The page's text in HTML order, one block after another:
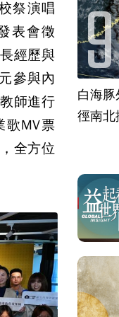
祭演唱
表會徵
經歷與
參與內
師進行
歌MV票
全方位
白海
徑南北